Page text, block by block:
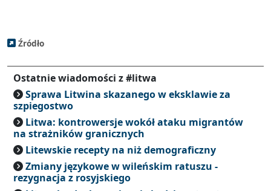
Źródło
Ostatnie wiadomości z #litwa
Sprawa Litwina skazanego w eksklawie za
szpiegostwo
Litwa: kontrowersje wokół ataku migrantów
na strażników granicznych
Litewskie recepty na niż demograficzny
Zmiany językowe w wileńskim ratuszu -
rezygnacja z rosyjskiego